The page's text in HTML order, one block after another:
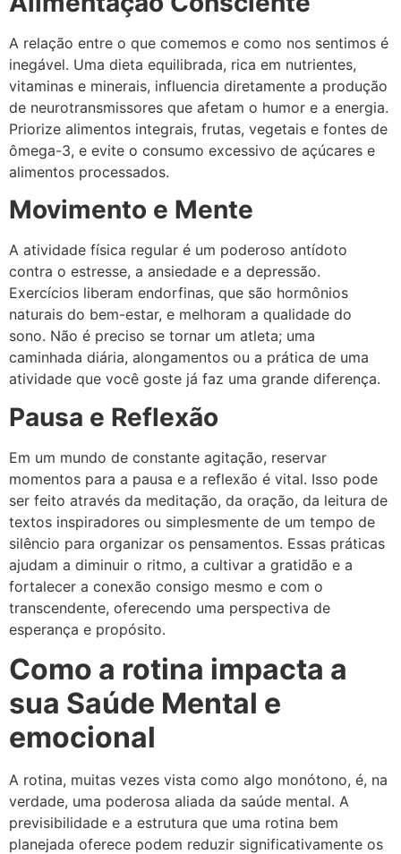
A relação entre o que comemos e como nos sentimos é
inegável. Uma dieta equilibrada, rica em nutrientes,
vitaminas e minerais, influencia diretamente a produção
de neurotransmissores que afetam o humor e a energia.
Priorize alimentos integrais, frutas, vegetais e fontes de
ômega-3, e evite o consumo excessivo de açúcares e
alimentos processados.
Movimento e Mente
A atividade física regular é um poderoso antídoto
contra o estresse, a ansiedade e a depressão.
Exercícios liberam endorfinas, que são hormônios
naturais do bem-estar, e melhoram a qualidade do
sono. Não é preciso se tornar um atleta; uma
caminhada diária, alongamentos ou a prática de uma
atividade que você goste já faz uma grande diferença.
Pausa e Reflexão
Em um mundo de constante agitação, reservar
momentos para a pausa e a reflexão é vital. Isso pode
ser feito através da meditação, da oração, da leitura de
textos inspiradores ou simplesmente de um tempo de
silêncio para organizar os pensamentos. Essas práticas
ajudam a diminuir o ritmo, a cultivar a gratidão e a
fortalecer a conexão consigo mesmo e com o
transcendente, oferecendo uma perspectiva de
esperança e propósito.
Como a rotina impacta a
sua Saúde Mental e
emocional
A rotina, muitas vezes vista como algo monótono, é, na
verdade, uma poderosa aliada da saúde mental. A
previsibilidade e a estrutura que uma rotina bem
planejada oferece podem reduzir significativamente os